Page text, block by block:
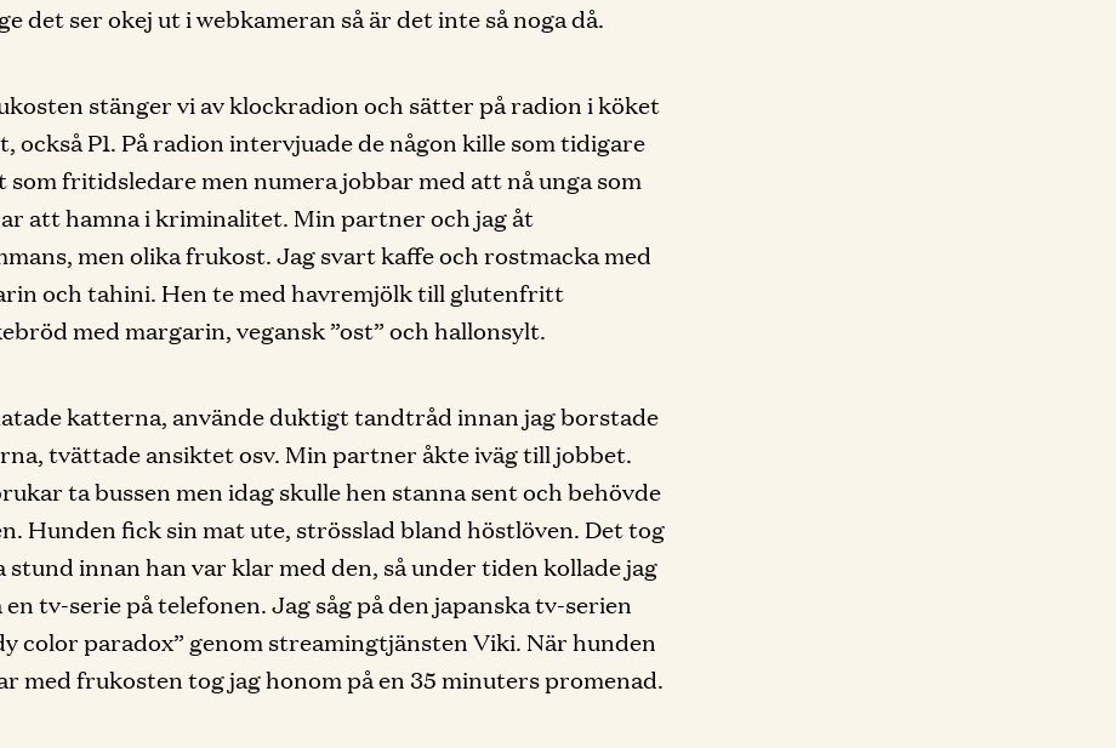
det ser okej ut i webkameran så är det inte så noga då.
stänger vi av klockradion och sätter på radion i köket
också P1. På radion intervjuade de någon kille som tidigare
som fritidsledare men numera jobbar med att nå unga som
att hamna i kriminalitet. Min partner och jag åt
men olika frukost. Jag svart kaffe och rostmacka med
och tahini. Hen te med havremjölk till glutenfritt
med margarin, vegansk ”ost” och hallonsylt.
katterna, använde duktigt tandtråd innan jag borstade
tvättade ansiktet osv. Min partner åkte iväg till jobbet.
ta bussen men idag skulle hen stanna sent och behövde
Hunden fick sin mat ute, strösslad bland höstlöven. Det tog
stund innan han var klar med den, så under tiden kollade jag
en tv-serie på telefonen. Jag såg på den japanska tv-serien
color paradox” genom streamingtjänsten Viki. När hunden
med frukosten tog jag honom på en 35 minuters promenad.